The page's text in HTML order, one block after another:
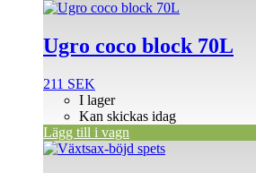
Ugro coco block 70L
211 SEK
I lager
Kan skickas idag
Lägg till i vagn